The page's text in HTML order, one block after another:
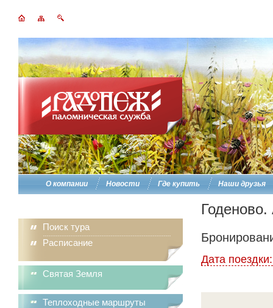
О компании Новости Где купить Наши друзья
Поиск тура
Расписание
Святая Земля
Теплоходные маршруты
Дата